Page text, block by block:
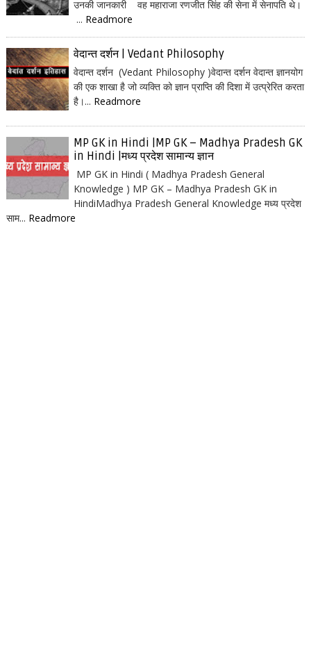
उनकी जानकारी वह महाराजा रणजीत सिंह की सेना में सेनापति थे।
... Readmore
वेदान्त दर्शन | Vedant Philosophy
वेदान्त दर्शन (Vedant Philosophy )वेदान्त दर्शन वेदान्त ज्ञानयोग
की एक शाखा है जो व्यक्ति को ज्ञान प्राप्ति की दिशा में उत्प्रेरित करता
है।... Readmore
MP GK in Hindi |MP GK – Madhya Pradesh GK
in Hindi |मध्य प्रदेश सामान्य ज्ञान
MP GK in Hindi ( Madhya Pradesh General
Knowledge ) MP GK – Madhya Pradesh GK in
HindiMadhya Pradesh General Knowledge मध्य प्रदेश
साम... Readmore